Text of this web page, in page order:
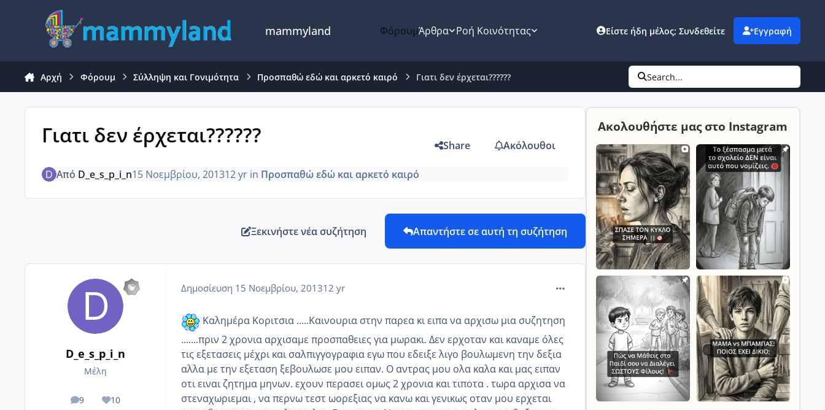
Μετάβαση σε περιεχόμενο
mammyland ΦόρουμΆρθρα Ροή Κοινότητας Είστε ήδη μέλος; Συνδεθείτε Εγγραφή
Αρχή Φόρουμ Σύλληψη και Γονιμότητα Προσπαθώ εδώ και αρκετό καιρό Γιατι δεν έρχεται?????? Search...
Γιατι δεν έρχεται?????? Share Ακόλουθοι
Από D_e_s_p_i_n15 Νοεμβρίου, 201312 yr in Προσπαθώ εδώ και αρκετό καιρό
Ξεκινήστε νέα συζήτηση Απαντήστε σε αυτή τη συζήτηση
D_e_s_p_i_n
Μέλη
9
posts 10
Reputation
Δημοσίευση 15 Νοεμβρίου, 201312 yr comment_924409
Καλημέρα Κοριτσια .....Καινουρια στην παρεα κι ειπα να αρχισω μια συζητηση
.......πριν 2 χρονια αρχισαμε προσπαθειες για μωρακι. Δεν ερχοταν και καναμε όλες
τις εξετασεις μέχρι και σαλπιγγογραφια εγω που εδειξε λιγο βουλωμενη την δεξια
αλλα με την εξεταση ξεβουλωσε μου ειπαν. Ο αντρας μου ολα καλα και μας ειπαν
οτι ειναι ζητημα μηνων. εχουν περασει ομως 2 χρονια και τιποτα . τωρα αρχισα να
στεναχωριεμαι , να περνω τεστ ωορεξιας να κανω και γενικως οταν μου ερχεται
Ακολουθήστε μας στο Instagram